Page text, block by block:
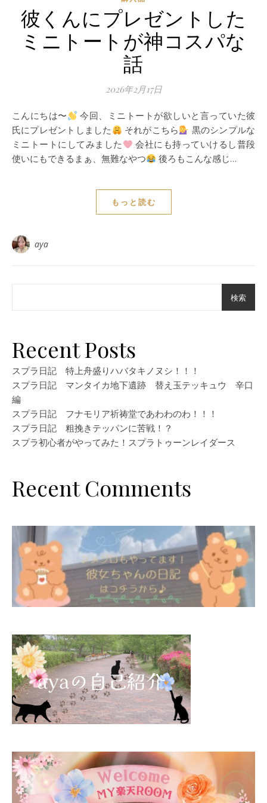
彼くんにプレゼントした
ミニトートが神コスパな
話
2026年2月17日
こんにちは〜
今回、ミニトートが欲しいと言っていた彼
氏にプレゼントしました
それがこちら
黒のシンプルな
ミニトートにしてみました
会社にも持っていけるし普段
使いにもできるまぁ、無難なやつ
後ろもこんな感じ…
もっと読む
aya
検索
Recent Posts
スプラ日記 特上舟盛りハバタキノヌシ！！！
スプラ日記 マンタイカ地下遺跡 替え玉テッキュウ 辛口
編
スプラ日記 フナモリア祈祷堂であわわのわ！！！
スプラ日記 粗挽きテッパンに苦戦！？
スプラ初心者がやってみた！スプラトゥーンレイダース
Recent Comments